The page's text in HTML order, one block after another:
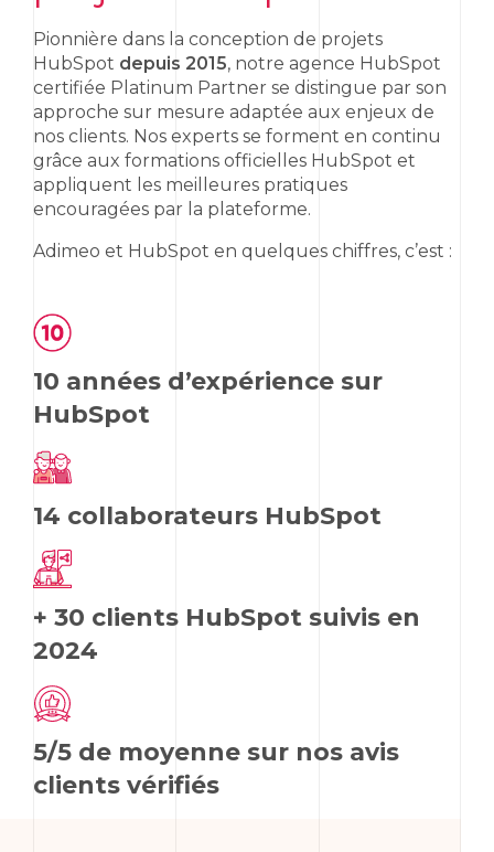
Pionnière dans la conception de projets
HubSpot depuis 2015, notre agence HubSpot
certifiée Platinum Partner se distingue par son
approche sur mesure adaptée aux enjeux de
nos clients. Nos experts se forment en continu
grâce aux formations officielles HubSpot et
appliquent les meilleures pratiques
encouragées par la plateforme.
Adimeo et HubSpot en quelques chiffres, c’est :
10 années d’expérience sur
HubSpot
14 collaborateurs HubSpot
+ 30 clients HubSpot suivis en
2024
5/5 de moyenne sur nos avis
clients vérifiés